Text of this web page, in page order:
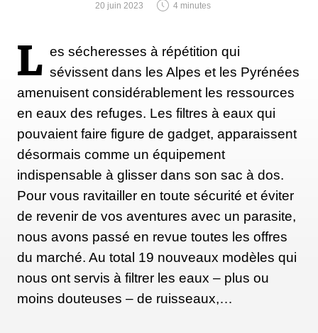
20 juin 2023 4 minutes
L es sécheresses à répétition qui
sévissent dans les Alpes et les Pyrénées
amenuisent considérablement les ressources
en eaux des refuges. Les filtres à eaux qui
pouvaient faire figure de gadget, apparaissent
désormais comme un équipement
indispensable à glisser dans son sac à dos.
Pour vous ravitailler en toute sécurité et éviter
de revenir de vos aventures avec un parasite,
nous avons passé en revue toutes les offres
du marché. Au total 19 nouveaux modèles qui
nous ont servis à filtrer les eaux – plus ou
moins douteuses – de ruisseaux,…